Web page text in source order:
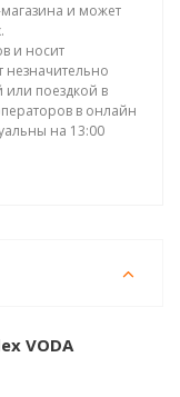
и может
и носит
незначительно
или поездкой в
в онлайн
на 13:00
VODA